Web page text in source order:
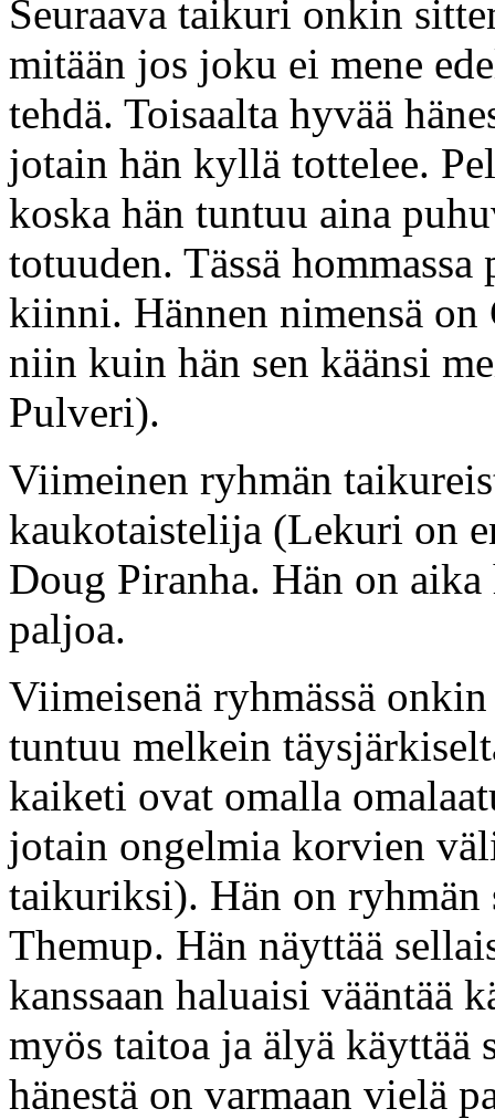
Seuraava taikuri onkin
mitään jos joku ei mene
tehdä. Toisaalta hyvää
jotain hän kyllä tottelee.
koska hän tuntuu aina
totuuden. Tässä
kiinni. Hännen nimensä
niin kuin hän sen käänsi
Pulveri).
Viimeinen ryhmän
kaukotaistelija (Lekuri on
Doug Piranha. Hän on
paljoa.
Viimeisenä ryhmässä
tuntuu melkein
kaiketi ovat omalla
jotain ongelmia korvien
taikuriksi). Hän on ryhmän
Themup. Hän näyttää
kanssaan haluaisi vääntää
myös taitoa ja älyä käyttää
hänestä on varmaan vielä